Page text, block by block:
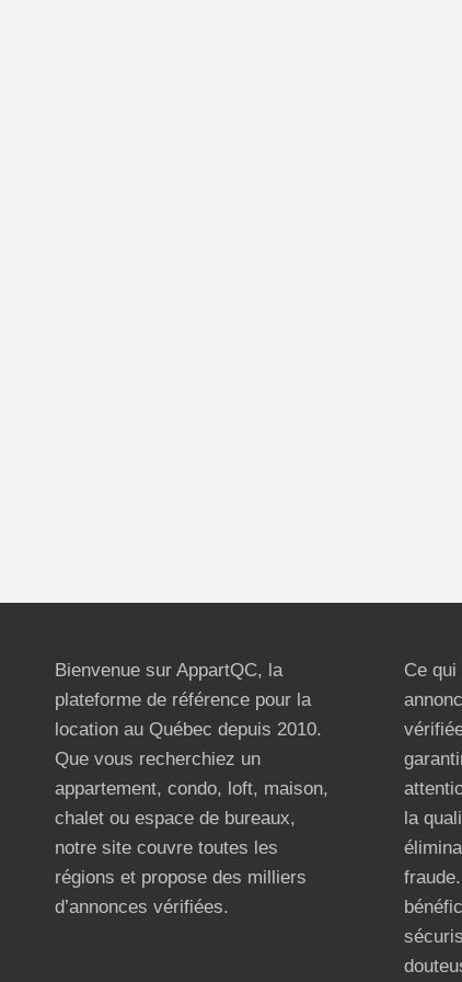
Bienvenue sur AppartQC, la
plateforme de référence pour la
location au Québec depuis 2010.
Que vous recherchiez un
appartement, condo, loft, maison,
chalet ou espace de bureaux,
notre site couvre toutes les
régions et propose des milliers
d’annonces vérifiées.
Ce
la